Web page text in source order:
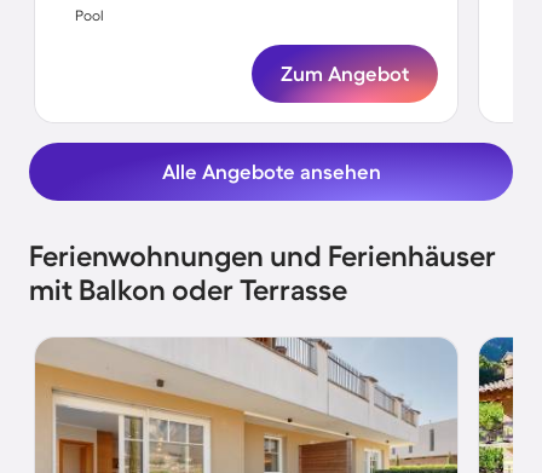
Pool
Zum Angebot
Alle Angebote ansehen
Ferienwohnungen und Ferienhäuser
mit Balkon oder Terrasse